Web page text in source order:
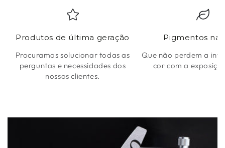
Produtos de última geração
Procuramos solucionar todas as
perguntas e necessidades dos
nossos clientes.
Pigmentos
Que não perdem a
cor com a